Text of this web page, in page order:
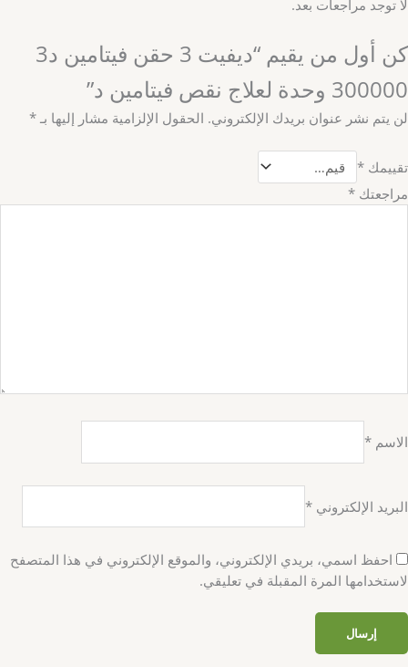
لا توجد مراجعات بعد.
كن أول من يقيم “ديفيت 3 حقن فيتامين د3
300000 وحدة لعلاج نقص فيتامين د”
لن يتم نشر عنوان بريدك الإلكتروني. الحقول الإلزامية مشار إليها بـ *
تقييمك *
مراجعتك *
الاسم *
البريد الإلكتروني *
احفظ اسمي، بريدي الإلكتروني، والموقع الإلكتروني في هذا المتصفح
لاستخدامها المرة المقبلة في تعليقي.